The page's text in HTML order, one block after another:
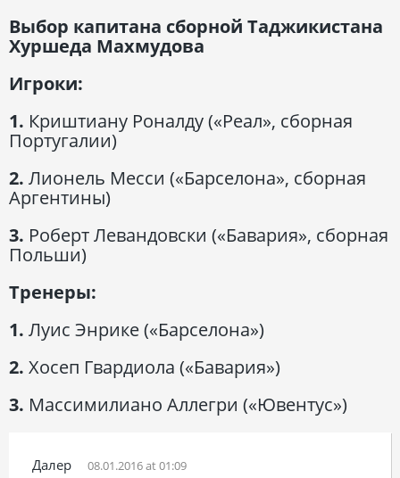
Выбор капитана сборной Таджикистана
Хуршеда Махмудова
Игроки:
1. Криштиану Роналду («Реал», сборная
Португалии)
2. Лионель Месси («Барселона», сборная
Аргентины)
3. Роберт Левандовски («Бавария», сборная
Польши)
Тренеры:
1. Луис Энрике («Барселона»)
2. Хосеп Гвардиола («Бавария»)
3. Массимилиано Аллегри («Ювентус»)
Далер 08.01.2016 at 01:09